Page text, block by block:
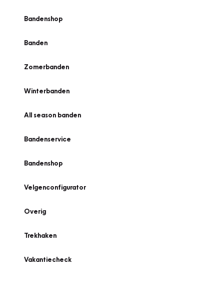
Bandenshop
Banden
Zomerbanden
Winterbanden
All season banden
Bandenservice
Bandenshop
Velgenconfigurator
Overig
Trekhaken
Vakantiecheck